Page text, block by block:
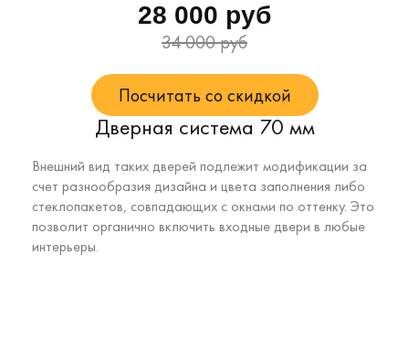
28 000 руб
34 000 руб
Посчитать со скидкой
Дверная система 70 мм
Внешний вид таких дверей подлежит модификации за
счет разнообразия дизайна и цвета заполнения либо
стеклопакетов, совпадающих с окнами по оттенку. Это
позволит органично включить входные двери в любые
интерьеры.